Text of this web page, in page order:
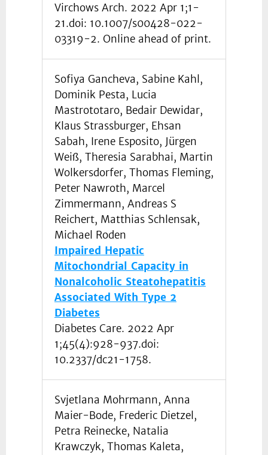
Virchows Arch. 2022 Apr 1;1-
21.doi: 10.1007/s00428-022-
03319-2. Online ahead of print.
Sofiya Gancheva, Sabine Kahl,
Dominik Pesta, Lucia
Mastrototaro, Bedair Dewidar,
Klaus Strassburger, Ehsan
Sabah, Irene Esposito, Jürgen
Weiß, Theresia Sarabhai, Martin
Wolkersdorfer, Thomas Fleming,
Peter Nawroth, Marcel
Zimmermann, Andreas S
Reichert, Matthias Schlensak,
Michael Roden
Impaired Hepatic
Mitochondrial Capacity in
Nonalcoholic Steatohepatitis
Associated With Type 2
Diabetes
Diabetes Care. 2022 Apr
1;45(4):928-937.doi:
10.2337/dc21-1758.
Svjetlana Mohrmann, Anna
Maier-Bode, Frederic Dietzel,
Petra Reinecke, Natalia
Krawczyk, Thomas Kaleta,